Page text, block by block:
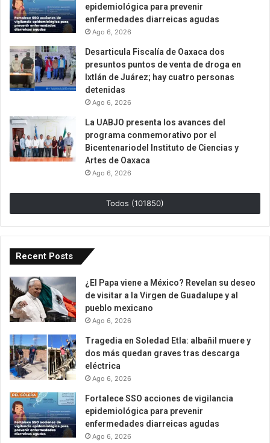
epidemiológica para prevenir
enfermedades diarreicas agudas
Ago 6, 2026
Desarticula Fiscalía de Oaxaca dos
presuntos puntos de venta de droga en
Ixtlán de Juárez; hay cuatro personas
detenidas
Ago 6, 2026
La UABJO presenta los avances del
programa conmemorativo por el
Bicentenariodel Instituto de Ciencias y
Artes de Oaxaca
Ago 6, 2026
Todos (101850)
Recent Posts
¿El Papa viene a México? Revelan su deseo
de visitar a la Virgen de Guadalupe y al
pueblo mexicano
Ago 6, 2026
Tragedia en Soledad Etla: albañil muere y
dos más quedan graves tras descarga
eléctrica
Ago 6, 2026
Fortalece SSO acciones de vigilancia
epidemiológica para prevenir
enfermedades diarreicas agudas
Ago 6, 2026